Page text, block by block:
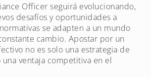
Officer seguirá evolucionando,
desafíos y oportunidades a
se adapten a un mundo
cambio. Apostar por un
no es solo una estrategia de
ventaja competitiva en el